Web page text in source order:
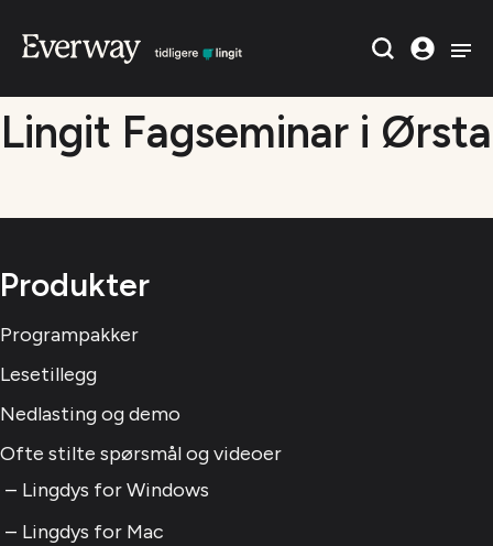
Lingit Fagseminar i Ørsta
Produkter
Programpakker
Lesetillegg
Nedlasting og demo
Ofte stilte spørsmål og videoer
Lingdys for Windows
Lingdys for Mac